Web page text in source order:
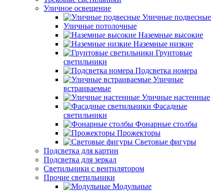
Уличное освещение
Уличные подвесные
Уличные потолочные
Наземные высокие
Наземные низкие
Грунтовые
светильники
Подсветка номера
Уличные
встраиваемые
Уличные настенные
Фасадные
светильники
Фонарные столбы
Прожекторы
Световые фигуры
Подсветка для картин
Подсветка для зеркал
Светильники с вентилятором
Прочие светильники
Модульные